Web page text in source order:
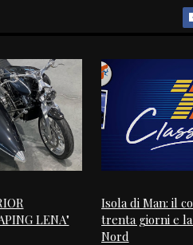
LENA"
Isola di Man: il
trenta giorni e
Nord